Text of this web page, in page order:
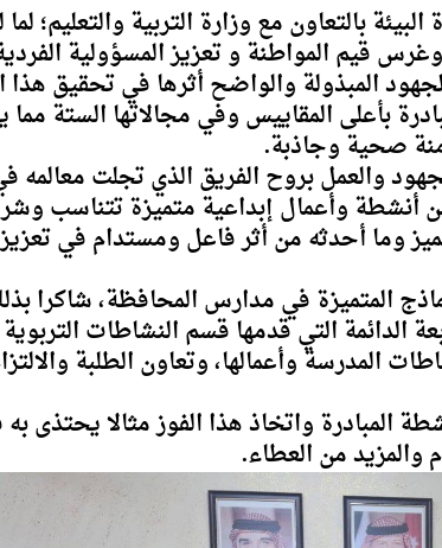
بالتعاون مع وزارة التربية والتعليم؛ لما
قيم المواطنة و تعزيز المسؤولية
المبذولة والواضح أثرها في تحقيق هذا
بأعلى المقاييس وفي مجالاتها الستة
صحية وجاذبة.
والعمل بروح الفريق الذي تجلت معالمه
أنشطة وأعمال إبداعية متميزة تتناسب
وما أحدثه من أثر فاعل ومستدام في تعزيز
المتميزة في مدارس المحافظة، شاكرا
الدائمة التي قدمها قسم النشاطات
المدرسة وأعمالها، وتعاون الطلبة
المبادرة واتخاذ هذا الفوز مثالا يحتذى
والمزيد من العطاء.